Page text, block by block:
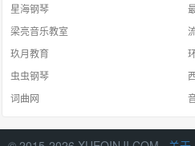
星海钢琴
梁亮音乐教室
玖月教育
虫虫钢琴
词曲网